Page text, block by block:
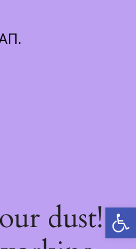
Ανοίξτε τη γραμμή εργαλείων
dust!